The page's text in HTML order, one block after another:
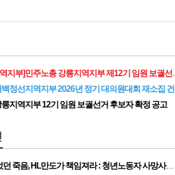
부]민주노총 강릉지역지부 제12기 임원 보궐선거결과 공고
정선지역지부 2026년 정기 대의원대회 재소집 건
지역지부 12기 임원 보궐선거 후보자 확정 공고
도가 책임져라 : 청년노동자 사망사고의 철저한 진상규명과 재발방지 대책 마련하라